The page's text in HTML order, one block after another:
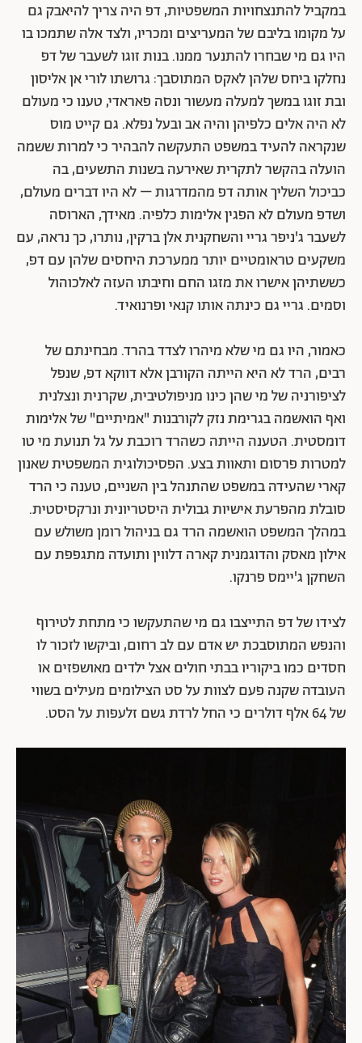
במקביל להתנצחויות המשפטיות, דפ היה צריך להיאבק גם
על מקומו בליבם של המעריצים ומכריו, ולצד אלה שתמכו בו
היו גם מי שבחרו להתנער ממנו. בנות זוגו לשעבר של דפ
נחלקו ביחס שלהן לאקס המתוסבך: גרושתו לורי אן אליסון
ובת זוגו במשך למעלה מעשור ונסה פאראדי, טענו כי מעולם
לא היה אלים כלפיהן והיה אב ובעל נפלא. גם קייט מוס
שנקראה להעיד במשפט התעקשה להבהיר כי למרות ששמה
הועלה בהקשר לתקרית שאירעה בשנות התשעים, בה
כביכול השליך אותה דפ מהמדרגות – לא היו דברים מעולם,
ושדפ מעולם לא הפגין אלימות כלפיה. מאידך, הארוסה
לשעבר ג'ניפר גריי והשחקנית אלן ברקין, נותרו, כך נראה, עם
משקעים טראומטיים יותר ממערכת היחסים שלהן עם דפ,
כששתיהן אישרו את מזגו החם וחיבתו העזה לאלכוהול
וסמים. גריי גם כינתה אותו קנאי ופרנואיד.
כאמור, היו גם מי שלא מיהרו לצדד בהרד. מבחינתם של
רבים, הרד לא היא הייתה הקורבן אלא דווקא דפ, שנפל
לציפורניה של מי שהן כינו מניפולטיבית, שקרנית ונצלנית
ואף הואשמה בגרימת נזק לקורבנות "אמיתיים" של אלימות
דומסטית. הטענה הייתה כשהרד רוכבת על גל תנועת מי טו
למטרות פרסום ותאוות בצע. הפסיכולוגית המשפטית שאנון
קארי שהעידה במשפט שהתנהל בין השניים, טענה כי הרד
סובלת מהפרעת אישיות גבולית היסטריונית ונרקסיסטית.
במהלך המשפט הואשמה הרד גם בניהול רומן משולש עם
אילון מאסק והדוגמנית קארה דלווין ותועדה מתגפפת עם
השחקן ג'יימס פרנקו.
לצידו של דפ התייצבו גם מי שהתעקשו כי מתחת לטירוף
והנפש המתוסבכת יש אדם עם לב רחום, וביקשו לזכור לו
חסדים כמו ביקוריו בבתי חולים אצל ילדים מאושפזים או
העובדה שקנה פעם לצוות על סט הצילומים מעילים בשווי
של 64 אלף דולרים כי החל לרדת גשם זלעפות על הסט.